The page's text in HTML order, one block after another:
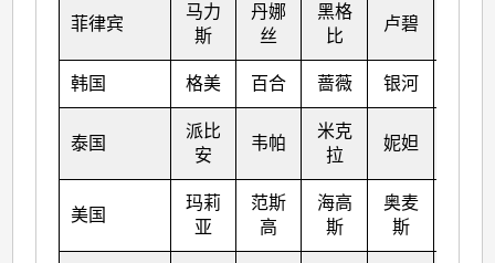
菲律宾
马力
斯
丹娜
丝
黑格
比
卢碧
韩国 格美 百合 蔷薇 银河
泰国
派比
安
韦帕
米克
拉
妮妲
美国
玛莉
亚
范斯
高
海高
斯
奥麦
斯